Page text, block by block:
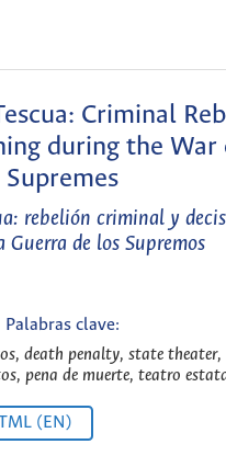
Criminal
during the
Supremes
rebelión criminal y
Guerra de los Supremos
Palabras clave:
death penalty, state
pena de muerte, teatro
(EN)